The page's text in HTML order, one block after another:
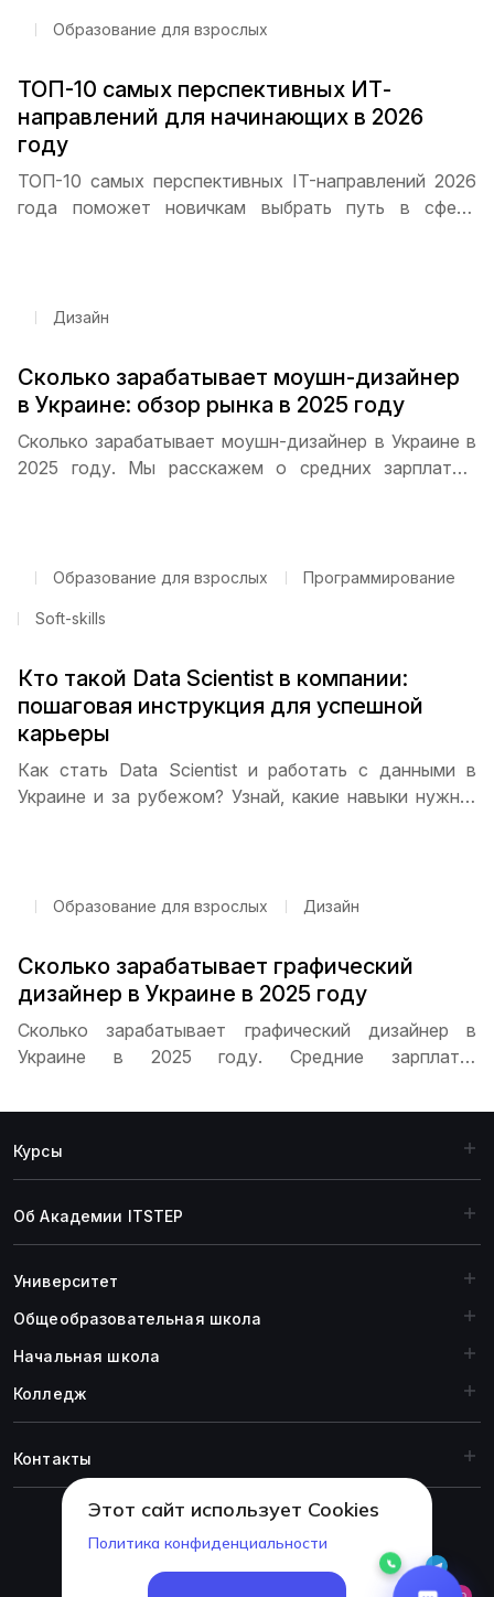
Образование для взрослых
ТОП-10 самых перспективных ИТ-
направлений для начинающих в 2026
году
ТОП-10 самых перспективных IT-направлений 2026
года поможет новичкам выбрать путь в сфере
как начать карьеру с нуля
Дизайн
Сколько зарабатывает моушн-дизайнер
в Украине: обзор рынка в 2025 году
Сколько зарабатывает моушн-дизайнер в Украине в
2025 году. Мы расскажем о средних зарплатах,
Образование для взрослых Программирование
Soft-skills
Кто такой Data Scientist в компании:
пошаговая инструкция для успешной
карьеры
Как стать Data Scientist и работать с данными в
Украине и за рубежом? Узнай, какие навыки нужны,
Образование для взрослых Дизайн
Сколько зарабатывает графический
дизайнер в Украине в 2025 году
Сколько зарабатывает графический дизайнер в
Украине в 2025 году. Средние зарплаты,
доходы, перспективы карьерного роста и
разных уровней
Курсы
Об Академии ITSTEP
Университет
Общеобразовательная школа
Начальная школа
Колледж
Контакты
© 1999-2026 Академия ITSTEP.
Этот сайт использует Cookies
Политика конфиденциальности